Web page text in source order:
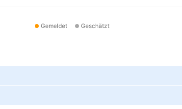
Gemeldet Geschätzt